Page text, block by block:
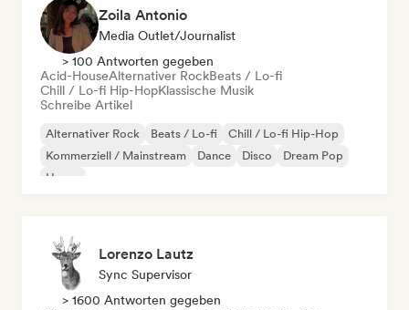
Zoila Antonio
Media Outlet/Journalist
> 100 Antworten gegeben
Acid-HouseAlternativer RockBeats / Lo-fi
Chill / Lo-fi Hip-HopKlassische Musik
Schreibe Artikel
Alternativer Rock Beats / Lo-fi
Chill / Lo-fi Hip-Hop
Kommerziell / Mainstream
Dance Disco
Dream Pop
House
Lorenzo Lautz
Sync Supervisor
> 1600 Antworten gegeben